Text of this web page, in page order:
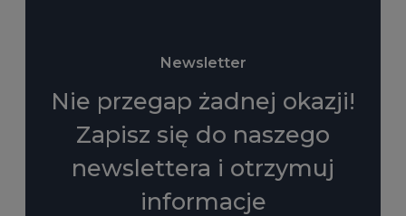
Newsletter
Nie przegap żadnej okazji!
Zapisz się do naszego
newslettera i otrzymuj
informacje